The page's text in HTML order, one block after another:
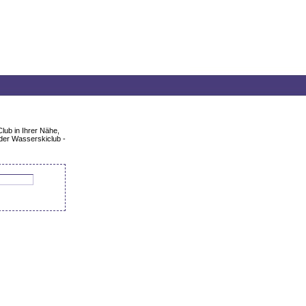
in Ihrer Nähe,
Wasserskiclub -